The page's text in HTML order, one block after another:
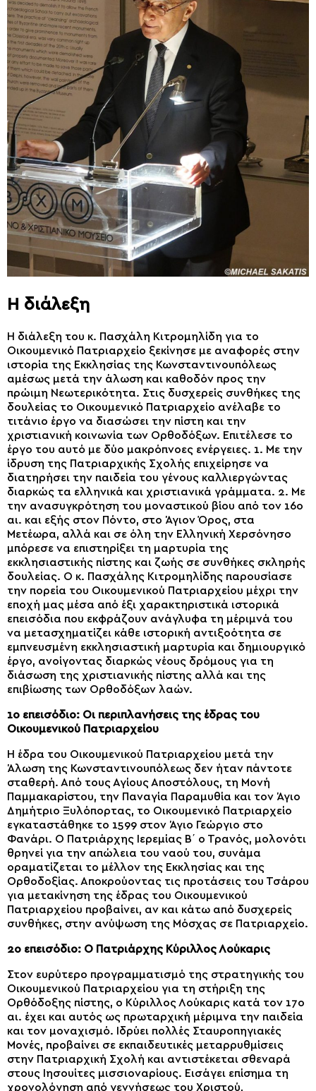
Η διάλεξη
Η διάλεξη του κ. Πασχάλη Κιτρομηλίδη για το
Οικουμενικό Πατριαρχείο ξεκίνησε με αναφορές στην
ιστορία της Εκκλησίας της Κωνσταντινουπόλεως
αμέσως μετά την άλωση και καθοδόν προς την
πρώιμη Νεωτερικότητα. Στις δυσχερείς συνθήκες της
δουλείας το Οικουμενικό Πατριαρχείο ανέλαβε το
τιτάνιο έργο να διασώσει την πίστη και την
χριστιανική κοινωνία των Ορθοδόξων. Επιτέλεσε το
έργο του αυτό με δύο μακρόπνοες ενέργειες. 1. Με την
ίδρυση της Πατριαρχικής Σχολής επιχείρησε να
διατηρήσει την παιδεία του γένους καλλιεργώντας
διαρκώς τα ελληνικά και χριστιανικά γράμματα. 2. Με
την ανασυγκρότηση του μοναστικού βίου από τον 16ο
αι. και εξής στον Πόντο, στο Άγιον Όρος, στα
Μετέωρα, αλλά και σε όλη την Ελληνική Χερσόνησο
μπόρεσε να επιστηρίξει τη μαρτυρία της
εκκλησιαστικής πίστης και ζωής σε συνθήκες σκληρής
δουλείας. Ο κ. Πασχάλης Κιτρομηλίδης παρουσίασε
την πορεία του Οικουμενικού Πατριαρχείου μέχρι την
εποχή μας μέσα από έξι χαρακτηριστικά ιστορικά
επεισόδια που εκφράζουν ανάγλυφα τη μέριμνά του
να μετασχηματίζει κάθε ιστορική αντιξοότητα σε
εμπνευσμένη εκκλησιαστική μαρτυρία και δημιουργικό
έργο, ανοίγοντας διαρκώς νέους δρόμους για τη
διάσωση της χριστιανικής πίστης αλλά και της
επιβίωσης των Ορθοδόξων λαών.
1ο επεισόδιο: Οι περιπλανήσεις της έδρας του
Οικουμενικού Πατριαρχείου
Η έδρα του Οικουμενικού Πατριαρχείου μετά την
Άλωση της Κωνσταντινουπόλεως δεν ήταν πάντοτε
σταθερή. Από τους Αγίους Αποστόλους, τη Μονή
Παμμακαρίστου, την Παναγία Παραμυθία και τον Άγιο
Δημήτριο Ξυλόπορτας, το Οικουμενικό Πατριαρχείο
εγκαταστάθηκε το 1599 στον Άγιο Γεώργιο στο
Φανάρι. Ο Πατριάρχης Ιερεμίας Β΄ ο Τρανός, μολονότι
θρηνεί για την απώλεια του ναού του, συνάμα
οραματίζεται το μέλλον της Εκκλησίας και της
Ορθοδοξίας. Αποκρούοντας τις προτάσεις του Τσάρου
για μετακίνηση της έδρας του Οικουμενικού
Πατριαρχείου προβαίνει, αν και κάτω από δυσχερείς
συνθήκες, στην ανύψωση της Μόσχας σε Πατριαρχείο.
2ο επεισόδιο: Ο Πατριάρχης Κύριλλος Λούκαρις
Στον ευρύτερο προγραμματισμό της στρατηγικής του
Οικουμενικού Πατριαρχείου για τη στήριξη της
Ορθόδοξης πίστης, ο Κύριλλος Λούκαρις κατά τον 17ο
αι. έχει και αυτός ως πρωταρχική μέριμνα την παιδεία
και τον μοναχισμό. Ιδρύει πολλές Σταυροπηγιακές
Μονές, προβαίνει σε εκπαιδευτικές μεταρρυθμίσεις
στην Πατριαρχική Σχολή και αντιστέκεται σθεναρά
στους Ιησουίτες μισσιοναρίους. Εισάγει επίσημα τη
χρονολόγηση από γεννήσεως του Χριστού,